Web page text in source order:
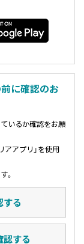
前に確認のお
いるか確認をお願
アアプリ」を使用
。
する
認する